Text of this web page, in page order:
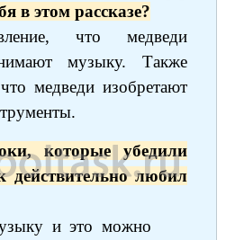
в этом рассказе?
что медведи
музыку. Также
медведи изобретают
которые убедили
действительно любил
и это можно